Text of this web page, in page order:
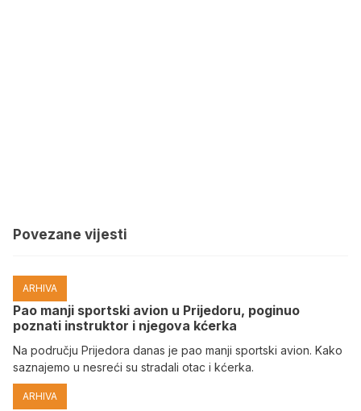
Povezane vijesti
ARHIVA
Pao manji sportski avion u Prijedoru, poginuo
poznati instruktor i njegova kćerka
Na području Prijedora danas je pao manji sportski avion. Kako
saznajemo u nesreći su stradali otac i kćerka.
ARHIVA